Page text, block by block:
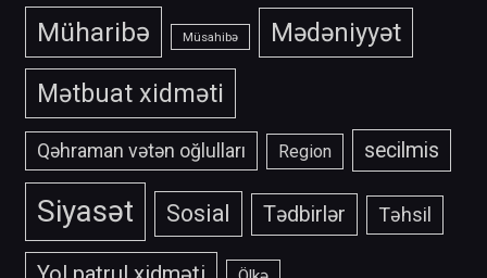
Müharibə Müsahibə
Mədəniyyət
Mətbuat xidməti
Qəhraman vətən oğlulları Region secilmis
Siyasət Sosial Tədbirlər Təhsil